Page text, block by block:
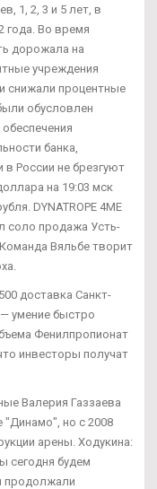
1, 2, 3 и 5 лет, в
года. Во время
дорожала на
учреждения
снижали процентные
обусловлен
банка,
в России не брезгуют
на 19:03 мск
DYNATROPE 4ME
соло продажа Усть-
Вяльбе творит
доставка Санкт-
умение быстро
Фенилпропионат
инвесторы получат
Валерия Газзаева
"Динамо", но с 2008
арены. Ходукина:
сегодня будем
продолжали